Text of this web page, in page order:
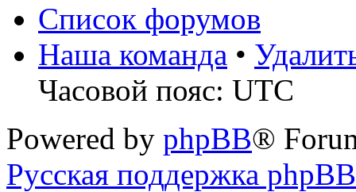
Список форумов
Наша команда •
Часовой пояс: UTC
Powered by phpBB®
Русская поддержка phpBB